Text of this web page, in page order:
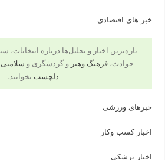
خبر های اقتصادی
تازه‌ترین اخبار و تحلیل‌ها درباره انتخابات،
حوادث، فرهنگ وهنر و گردشگری و سلامتی
دلچسب بخوانید.
خبرهای ورزشی
اخبار کسب وکار
اخبار پزشکی